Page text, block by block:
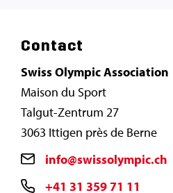
Contact
Swiss Olympic Association
Maison du Sport
Talgut-Zentrum 27
3063 Ittigen près de Berne
info@swissolympic.ch
+41 31 359 71 11